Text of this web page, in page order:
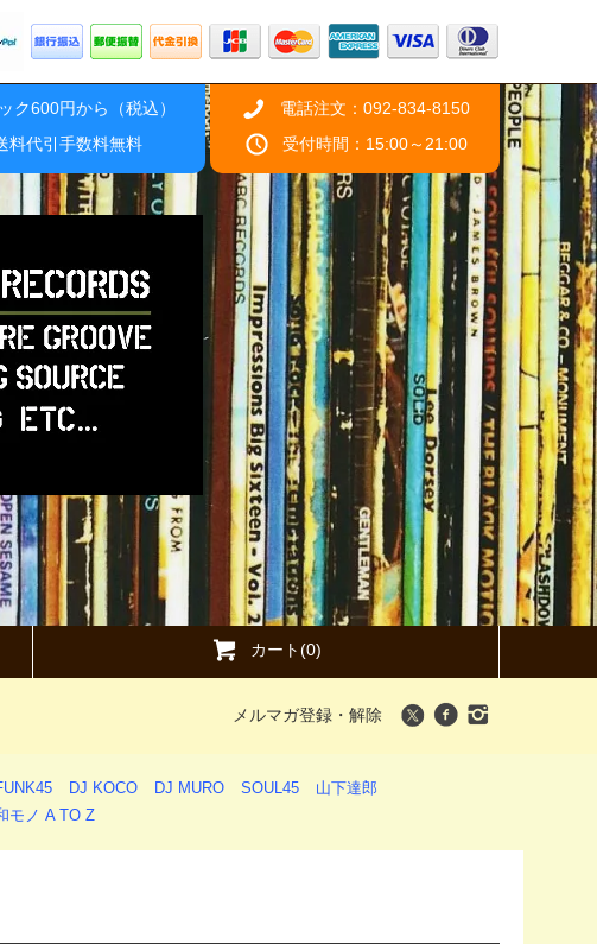
ク600円から（税込）
料代引手数料無料
電話注文：092-834-8150
受付時間：15:00～21:00
カート(0)
メルマガ登録・解除
DJ KOCO DJ MURO SOUL45
山下達郎
モノ A TO Z